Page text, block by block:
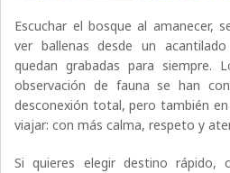
Escuchar el bosque al amanecer,
ver ballenas desde un
quedan grabadas para siempre.
observación de fauna se han
desconexión total, pero también
viajar: con más calma, respeto y
Si quieres elegir destino rápido,